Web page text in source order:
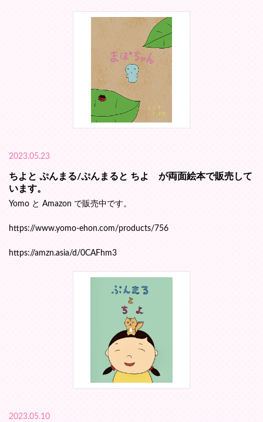
2023.05.23
ちよと ぷんまる/ぷんまると ちよ が両面絵本で販売して
います。
Yomo と Amazon で販売中です。
https://www.yomo-ehon.com/products/756
https://amzn.asia/d/0CAFhm3
2023.05.10